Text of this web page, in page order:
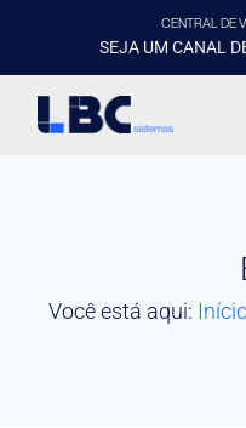
CENTRAL DE
SEJA UM CANAL
Você está aqui: